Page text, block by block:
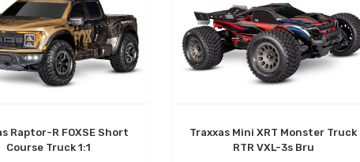
Raptor-R FOXSE Short
Course Truck 1:1
Traxxas Mini XRT Monster Truck
RTR VXL-3s Bru